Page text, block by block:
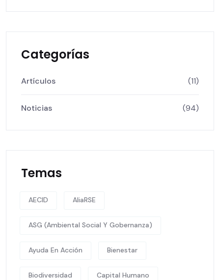
Categorías
Artículos (11)
Noticias (94)
Temas
AECID AliaRSE
ASG (Ambiental Social Y Gobernanza)
Ayuda En Acción Bienestar
Biodiversidad Capital Humano